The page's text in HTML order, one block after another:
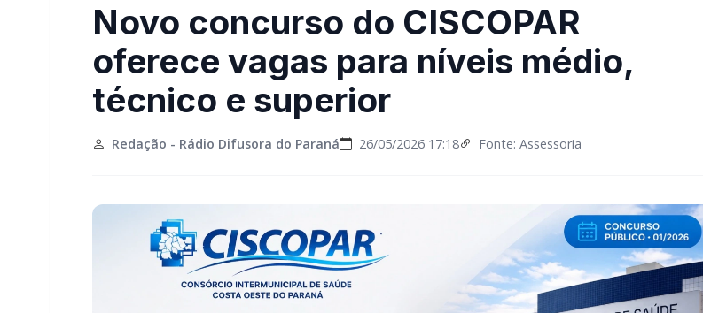
Novo concurso do CISCOPAR
oferece vagas para níveis médio,
técnico e superior
Redação - Rádio Difusora do Paraná 26/05/2026 17:18 Fonte: Assessoria